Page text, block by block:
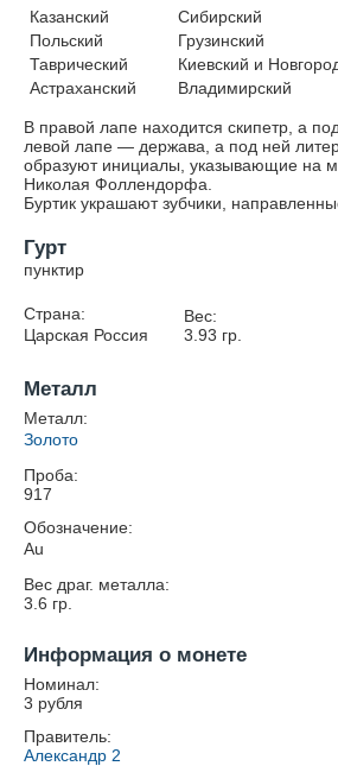
Казанский
Польский
Таврический
Астраханский
Сибирский
Грузинский
Киевский и
Владимирский
В правой лапе находится скипетр, а
левой лапе — держава, а под ней
образуют инициалы, указывающие на
Николая Фоллендорфа.
Буртик украшают зубчики,
Гурт
пунктир
Страна:
Царская Россия
Вес:
3.93 гр.
Металл
Металл:
Золото
Проба:
917
Обозначение:
Au
Вес драг. металла:
3.6 гр.
Информация о монете
Номинал:
3 рубля
Правитель:
Александр 2